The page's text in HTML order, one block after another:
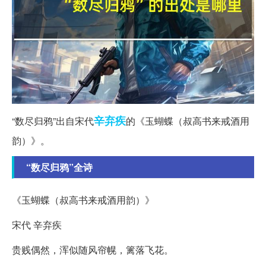
“数尽归鸦”出自宋代辛弃疾的《玉蝴蝶（叔高书来戒酒用
韵）》。
“数尽归鸦”全诗
《玉蝴蝶（叔高书来戒酒用韵）》
宋代 辛弃疾
贵贱偶然，浑似随风帘幌，篱落飞花。